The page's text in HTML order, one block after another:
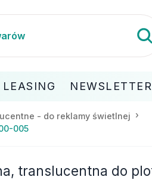
LEASING NEWSLETTER
- do reklamy świetlnej
005
translucentna do